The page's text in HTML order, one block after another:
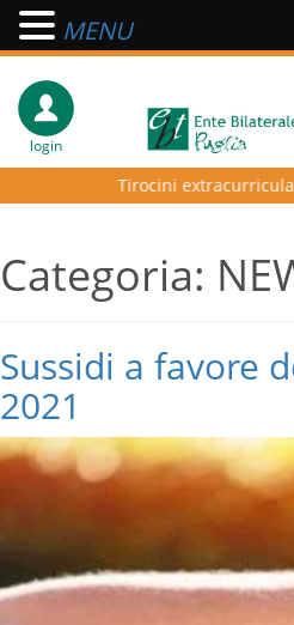
login
Tirocini extracurriculari|
Categoria:
Sussidi a favore
2021
MENU